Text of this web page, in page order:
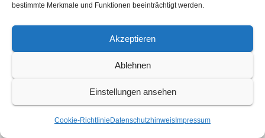
bestimmte Merkmale und Funktionen beeinträchtigt werden.
Akzeptieren
Ablehnen
Einstellungen ansehen
Cookie-Richtlinie Datenschutzhinweis Impressum
Las­cana droppt erst­mals eine eigene Pilates-Kollek­
tion – und bringt damit einen neuen Rhyth­mus in den
Stu­dio-All­t­ag. Die Lin­ie vere­int sportliche Funk­tion­al­